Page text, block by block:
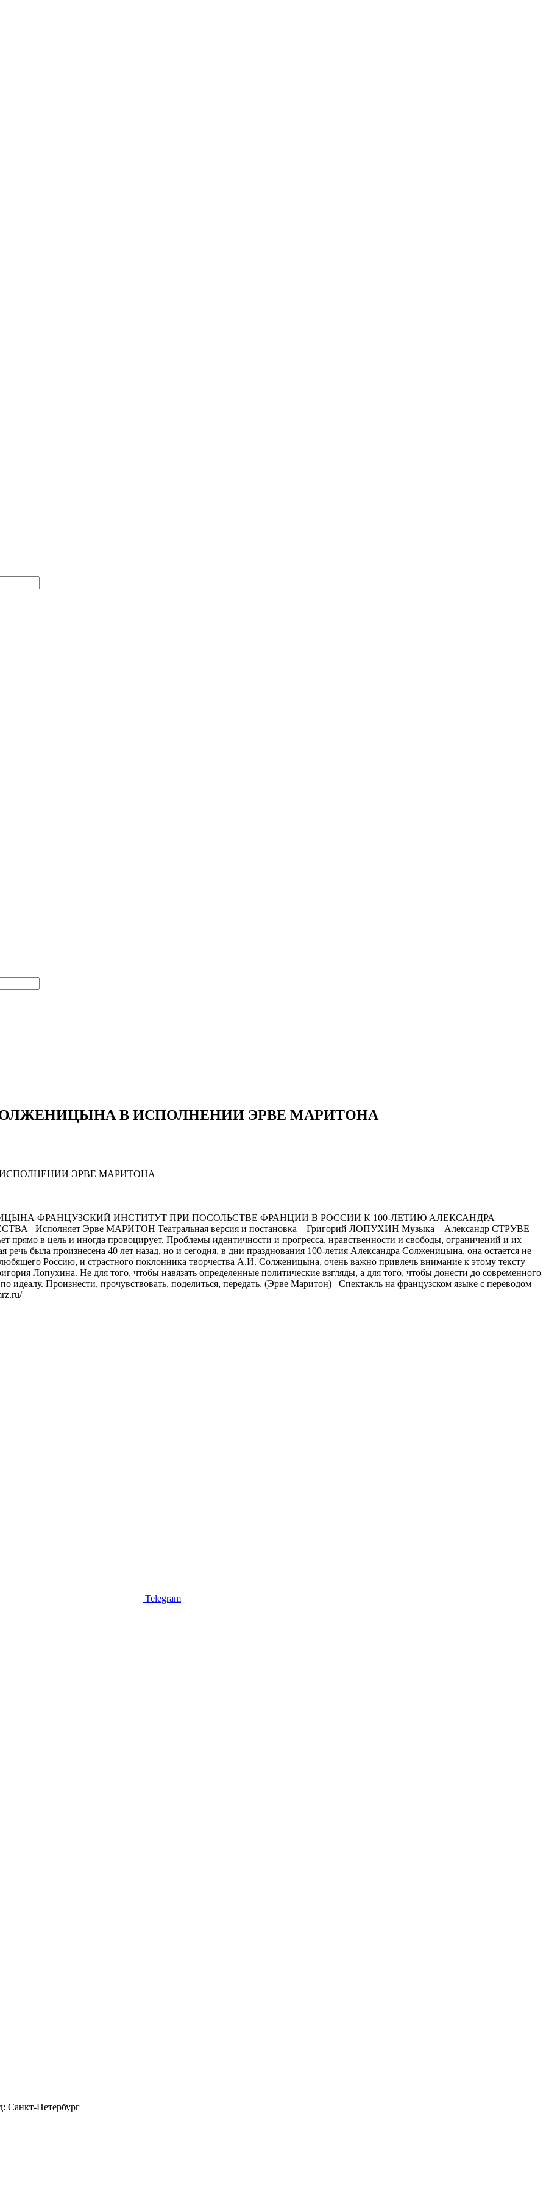
В ИСПОЛНЕНИИ ЭРВЕ МАРИТОНА
ФРАНЦУЗСКИЙ ИНСТИТУТ ПРИ ПОСОЛЬСТВЕ ФРАНЦИИ В РОССИИ К 100-ЛЕТИЮ АЛЕКСАНДРА
Эрве МАРИТОН Театральная версия и постановка – Григорий ЛОПУХИН Музыка – Александр СТРУВЕ
прямо в цель и иногда провоцирует. Проблемы идентичности и прогресса, нравственности и свободы, ограничений и их
речь была произнесена 40 лет назад, но и сегодня, в дни празднования 100-летия Александра Солженицына, она остается не
Россию, и страстного поклонника творчества А.И. Солженицына, очень важно привлечь внимание к этому тексту
Лопухина. Не для того, чтобы навязать определенные политические взгляды, а для того, чтобы донести до современного
идеалу. Произнести, прочувствовать, поделиться, передать. (Эрве Mаритон) Спектакль на французском языке с переводом
Telegram
Санкт-Петербург